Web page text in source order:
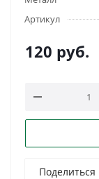
Артикул
120 руб.
Поделиться